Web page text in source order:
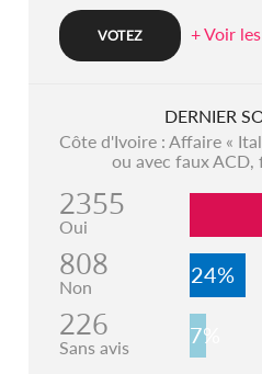
+ Voir
DERNIER
Côte d'Ivoire : Affaire «
ou avec faux ACD,
2355
Oui
808
Non 24%
226
Sans avis 7%